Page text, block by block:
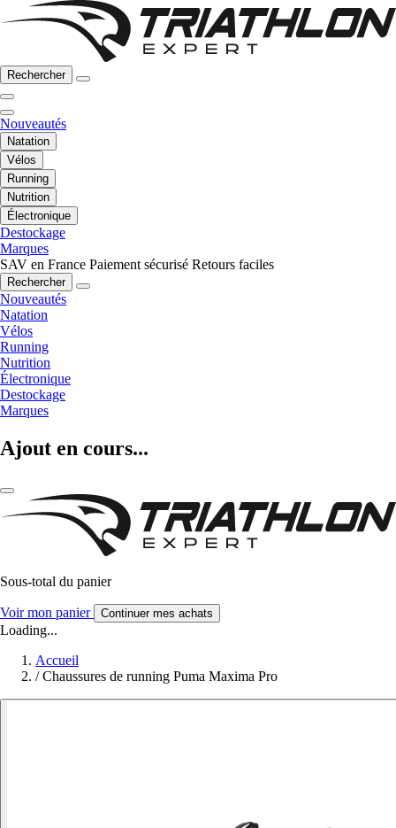
Rechercher
Nouveautés
Natation
Vélos
Running
Nutrition
Électronique
Destockage
Marques
SAV en France Paiement sécurisé Retours faciles
Rechercher
Nouveautés
Natation
Vélos
Running
Nutrition
Électronique
Destockage
Marques
Ajout en cours...
Sous-total du panier
Voir mon panier Continuer mes achats
Loading...
Accueil
/ Chaussures de running Puma Maxima Pro